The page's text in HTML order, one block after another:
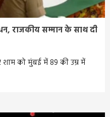
राजकीय सम्मान के साथ दी
को मुंबई में 89 की उम्र में